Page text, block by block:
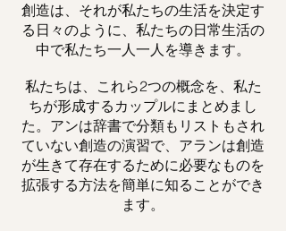
創造は、それが私たちの生活を決定す
る日々のように、私たちの日常生活の
中で私たち一人一人を導きます。
私たちは、これら2つの概念を、私た
ちが形成するカップルにまとめまし
た。アンは辞書で分類もリストもされ
ていない創造の演習で、アランは創造
が生きて存在するために必要なものを
拡張する方法を簡単に知ることができ
ます。